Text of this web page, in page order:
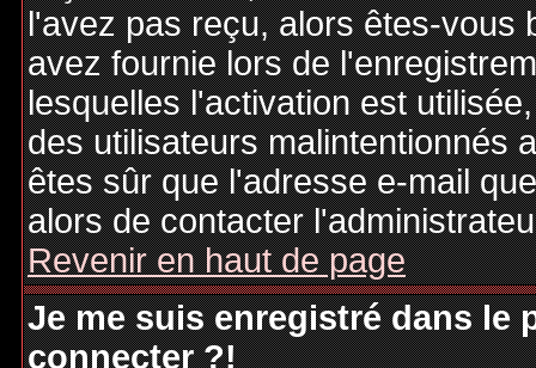
l'avez pas reçu, alors êtes-vous
avez fournie lors de
lesquelles l'activation est
des utilisateurs malintentionnés
êtes sûr que l'adresse e-mail
alors de contacter
Revenir en haut de page
Je me suis enregistré dans le
connecter ?!